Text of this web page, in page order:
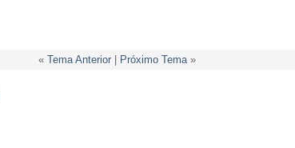
« Tema Anterior| Próximo Tema »